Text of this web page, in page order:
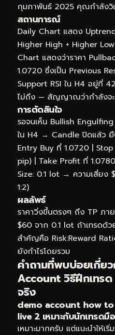
กุมภาพันธ์ 2025 คุณกำลังวิเ
สถานการณ์
Daily Chart แสดง
Higher High + Higher
Chart แสดงว่าราคา
1.0720 ซึ่งเป็น Previous
Support RSI ใน H4 อยู่ที่
ไม่ถึง — สัญญาณว่ากำลังจะ
การตัดสินใจ
รอจนเห็น Bullish
ใน H4 → Candle ปิดแล้ว ยื
Entry Buy ที่ 1.0720 |
pip) | Take Profit ที่
Size: 0.1 lot → ความเสี่ยง
1:2)
ผลลัพธ์
ราคาวิ่งขึ้นตรงๆ ถึง TP ภา
$60 จาก 0.1 lot ถ้าเทรดด้
สำคัญคือ Risk:Reward
ยังกำไรโดยรวม
คำถามที่พบบ่อยเกี่ย
Account วิธีฝึกเทรด
จริง
demo account how
live 2 เหมาะกับนักเทรดมื
เหมาะมากครับ แต่แนะนำให้เ